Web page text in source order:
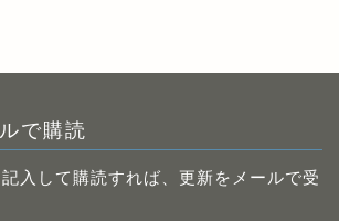
で購読
入して購読すれば、更新をメールで受